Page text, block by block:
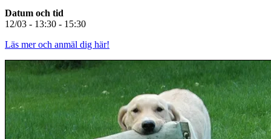
Datum och tid
12/03 - 13:30 - 15:30
Läs mer och anmäl dig här!